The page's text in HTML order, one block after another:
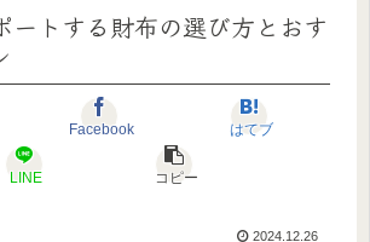
ートする財布の選び方とおす
Facebook はてブ
LINE コピー
2024.12.26